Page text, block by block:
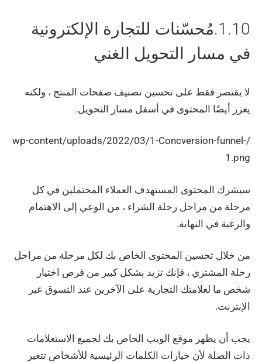
1.10.مُحسّنات للتجارة الإلكترونية
في مسار التحويل الغني
لا يقتصر فقط على تحسين تصنيف صفحات المنتج ، ولكنه
يعزز أيضًا المحتوى في أسفل مسار التحويل.
/wp-content/uploads/2022/03/1-Concversion-funnel-
1.png
سيشرك المحتوى المستهدف العملاء المحتملين في كل
مرحلة من مراحل رحلة الشراء ، من الوعي إلى الاهتمام
والرغبة في النهاية.
من خلال تحسين المحتوى الخاص بك لكل مرحلة من مراحل
رحلة المشتري ، فإنك تزيد بشكل كبير من فرص اختيار
شخص ما لعلامتك التجارية على الآخرين عند التسوق عبر
الإنترنت.
يجب أن يظهر موقع الويب الخاص بك لجميع الاستعلامات
ذات الصلة لأن خيارات الكلمات الرئيسية للأشخاص تتغير